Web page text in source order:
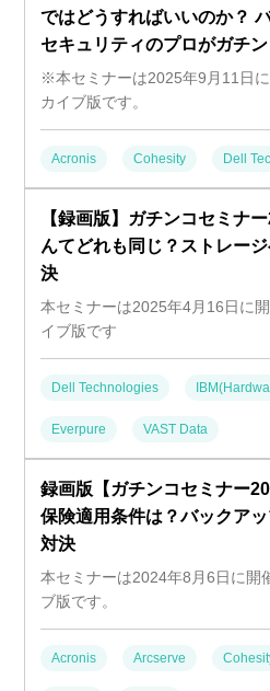
ではどうすればいいのか？
セキュリティのプロがガチ
※本セミナーは2025年9月11日
カイブ版です。
Acronis Cohesity Dell
【録画版】ガチンコセミナ
んてどれも同じ？ストレー
決
本セミナーは2025年4月16日に
イブ版です
Dell Technologies
Everpure VAST Data
録画版【ガチンコセミナー
保険適用条件は？バックア
対決
本セミナーは2024年8月6日に開
ブ版です。
Acronis Arcserve